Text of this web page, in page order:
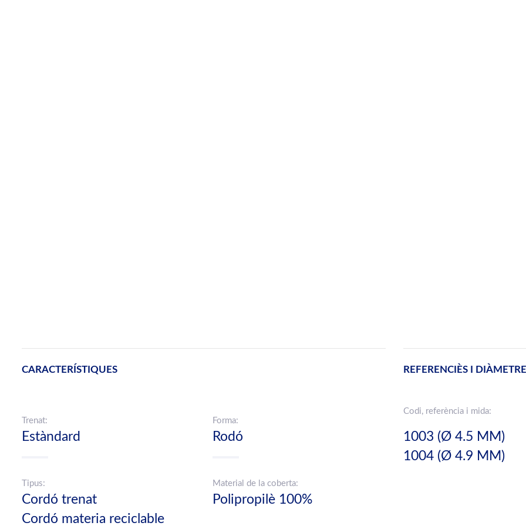
CARACTERÍSTIQUES
Trenat:
Estàndard
Forma:
Rodó
Tipus:
Cordó trenat
Cordó materia reciclable
Material de la coberta:
Polipropilè 100%
REFERENCIÈS I
Codi, referència i mida:
1003 (Ø 4.5 MM)
1004 (Ø 4.9 MM)